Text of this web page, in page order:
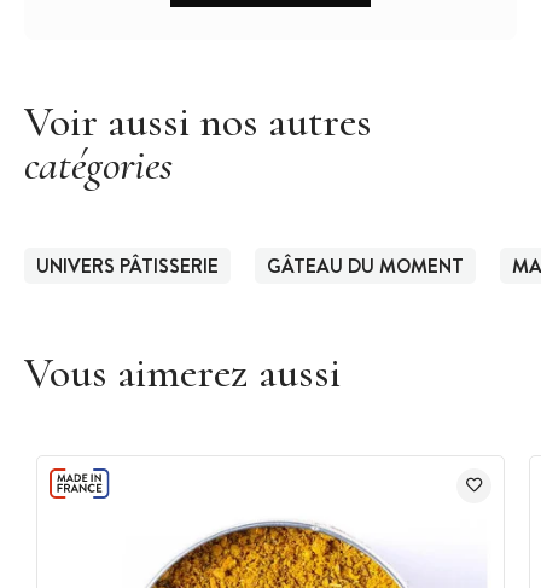
Voir aussi nos autres
catégories
UNIVERS PÂTISSERIE GÂTEAU DU MOMENT
Vous aimerez aussi